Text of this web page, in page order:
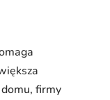
firmy